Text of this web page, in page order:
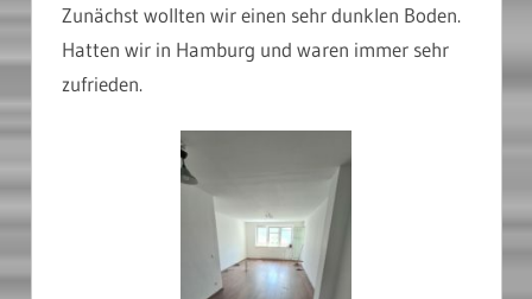
Zunächst wollten wir einen sehr dunklen Boden.
Hatten wir in Hamburg und waren immer sehr
zufrieden.